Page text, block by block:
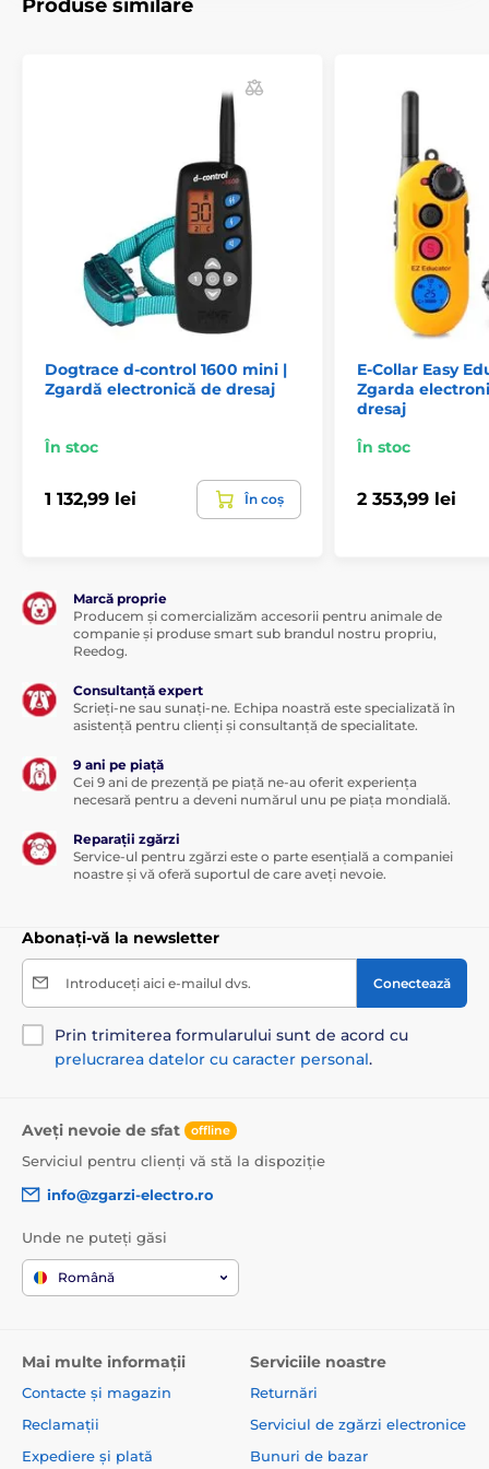
Produse similare
Dogtrace d-control 1600 mini |
Zgardă electronică de dresaj
În stoc
1 132,99 lei În coș
E-Collar Easy
Zgarda
dresaj
În stoc
2 353,99 lei
Marcă proprie
Producem și comercializăm accesorii pentru animale de
companie și produse smart sub brandul nostru propriu,
Reedog.
Consultanță expert
Scrieți-ne sau sunați-ne. Echipa noastră este specializată în
asistență pentru clienți și consultanță de specialitate.
9 ani pe piață
Cei 9 ani de prezență pe piață ne-au oferit experiența
necesară pentru a deveni numărul unu pe piața mondială.
Reparații zgărzi
Service-ul pentru zgărzi este o parte esențială a companiei
noastre și vă oferă suportul de care aveți nevoie.
Abonați-vă la newsletter
Introduceți aici e-mailul dvs. Conectează
Prin trimiterea formularului sunt de acord cu
prelucrarea datelor cu caracter personal.
Aveți nevoie de sfat offline
Serviciul pentru clienți vă stă la dispoziție
info@zgarzi-electro.ro
Unde ne puteți găsi
Română
Mai multe informații
Contacte și magazin
Reclamații
Expediere și plată
Serviciile noastre
Returnări
Serviciul de zgărzi electronice
Bunuri de bazar